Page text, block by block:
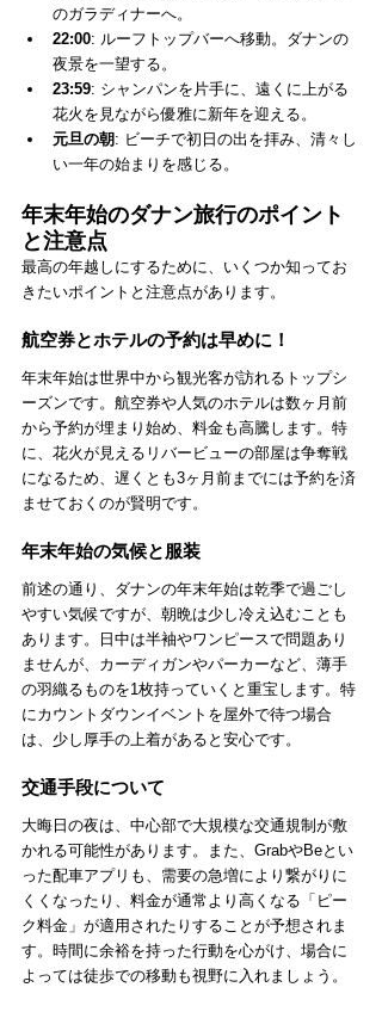
のガラディナーへ。
22:00: ルーフトップバーへ移動。ダナンの
夜景を一望する。
23:59: シャンパンを片手に、遠くに上がる
花火を見ながら優雅に新年を迎える。
元旦の朝 : ビーチで初日の出を拝み、清々し
い一年の始まりを感じる。
年末年始のダナン旅行のポイント
と注意点
最高の年越しにするために、いくつか知ってお
きたいポイントと注意点があります。
航空券とホテルの予約は早めに！
年末年始は世界中から観光客が訪れるトップシ
ーズンです。航空券や人気のホテルは数ヶ月前
から予約が埋まり始め、料金も高騰します。特
に、花火が見えるリバービューの部屋は争奪戦
になるため、遅くとも3ヶ月前までには予約を済
ませておくのが賢明です。
年末年始の気候と服装
前述の通り、ダナンの年末年始は乾季で過ごし
やすい気候ですが、朝晩は少し冷え込むことも
あります。日中は半袖やワンピースで問題あり
ませんが、カーディガンやパーカーなど、薄手
の羽織るものを1枚持っていくと重宝します。特
にカウントダウンイベントを屋外で待つ場合
は、少し厚手の上着があると安心です。
交通手段について
大晦日の夜は、中心部で大規模な交通規制が敷
かれる可能性があります。また、GrabやBeとい
った配車アプリも、需要の急増により繋がりに
くくなったり、料金が通常より高くなる「ピー
ク料金」が適用されたりすることが予想されま
す。時間に余裕を持った行動を心がけ、場合に
よっては徒歩での移動も視野に入れましょう。